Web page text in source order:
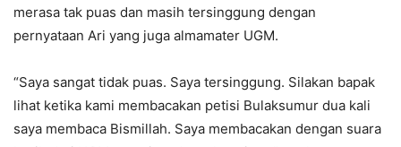
merasa tak puas dan masih tersinggung dengan
pernyataan Ari yang juga almamater UGM.
“Saya sangat tidak puas. Saya tersinggung. Silakan bapak
lihat ketika kami membacakan petisi Bulaksumur dua kali
saya membaca Bismillah. Saya membacakan dengan suara